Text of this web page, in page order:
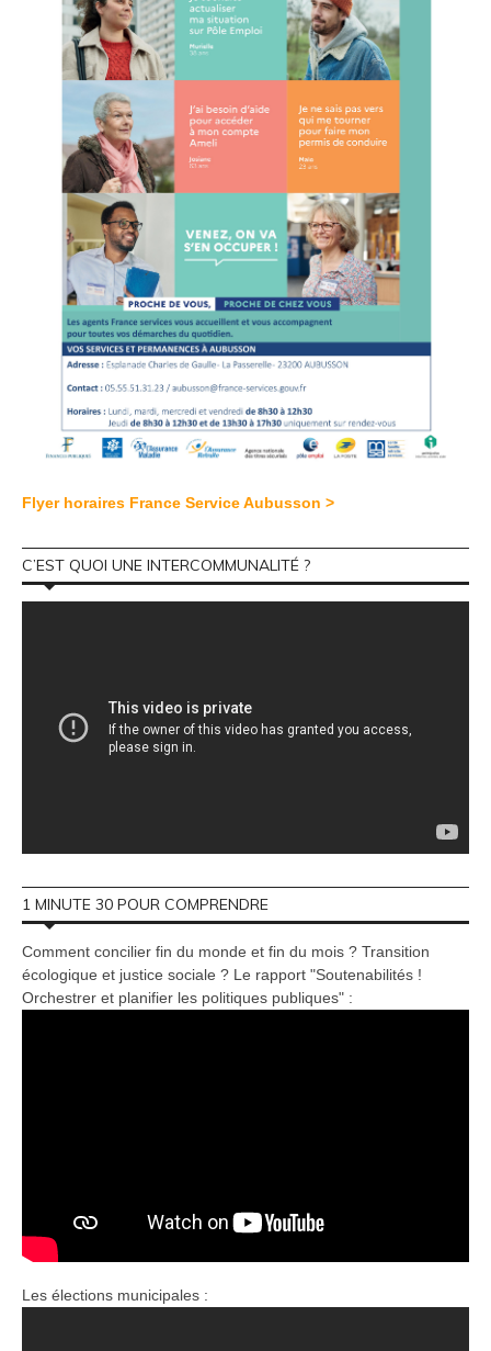
Flyer horaires France Service Aubusson >
C’EST QUOI UNE INTERCOMMUNALITÉ ?
1 MINUTE 30 POUR COMPRENDRE
Comment concilier fin du monde et fin du mois ? Transition
écologique et justice sociale ? Le rapport "Soutenabilités !
Orchestrer et planifier les politiques publiques" :
Les élections municipales :